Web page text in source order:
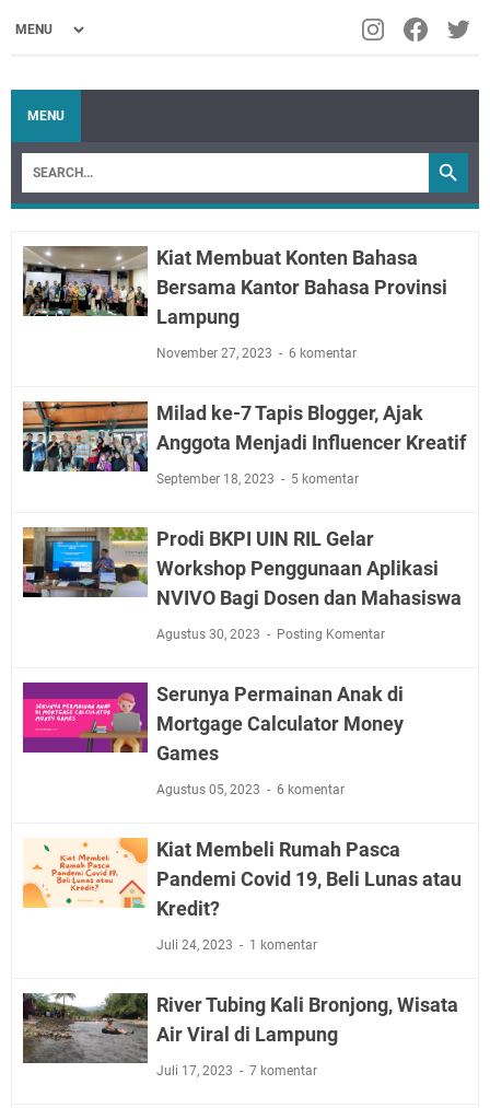
MENU
Kiat Membuat Konten Bahasa
Bersama Kantor Bahasa Provinsi
Lampung
November 27, 2023 6 komentar
Milad ke-7 Tapis Blogger, Ajak
Anggota Menjadi Influencer Kreatif
September 18, 2023 5 komentar
Prodi BKPI UIN RIL Gelar
Workshop Penggunaan Aplikasi
NVIVO Bagi Dosen dan Mahasiswa
Agustus 30, 2023 Posting Komentar
Serunya Permainan Anak di
Mortgage Calculator Money
Games
Agustus 05, 2023 6 komentar
Kiat Membeli Rumah Pasca
Pandemi Covid 19, Beli Lunas atau
Kredit?
Juli 24, 2023 1 komentar
River Tubing Kali Bronjong, Wisata
Air Viral di Lampung
Juli 17, 2023 7 komentar